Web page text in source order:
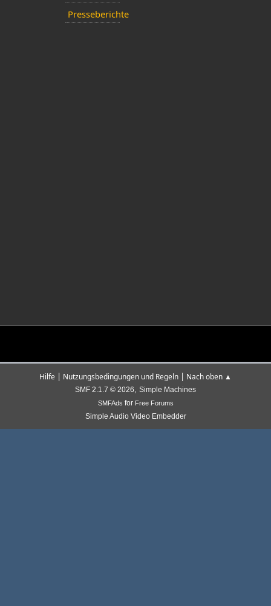
Presseberichte
Hilfe | Nutzungsbedingungen und Regeln | Nach oben ▲
SMF 2.1.7 © 2026, Simple Machines
SMFAds for Free Forums
Simple Audio Video Embedder